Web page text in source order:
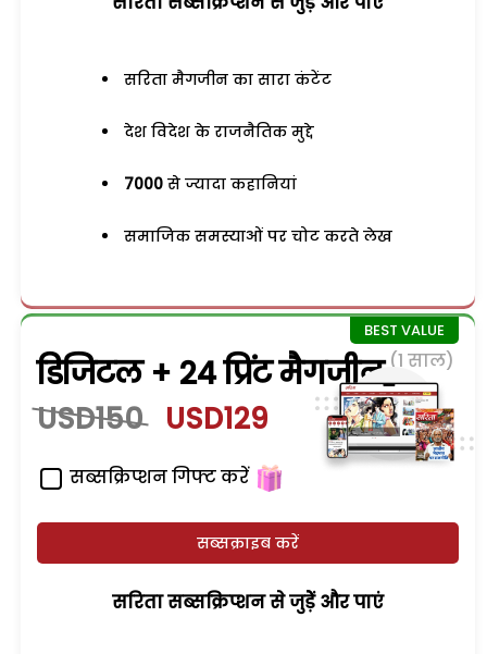
सरिता मैगजीन का सारा कंटेंट
देश विदेश के राजनैतिक मुद्दे
7000 से ज्यादा कहानियां
समाजिक समस्याओं पर चोट करते लेख
डिजिटल + 24 प्रिंट मैगजीन (1 साल)
USD150 USD129
सब्सक्रिप्शन गिफ्ट करें
सब्सक्राइब करें
सरिता सब्सक्रिप्शन से जुड़ेें और पाएं